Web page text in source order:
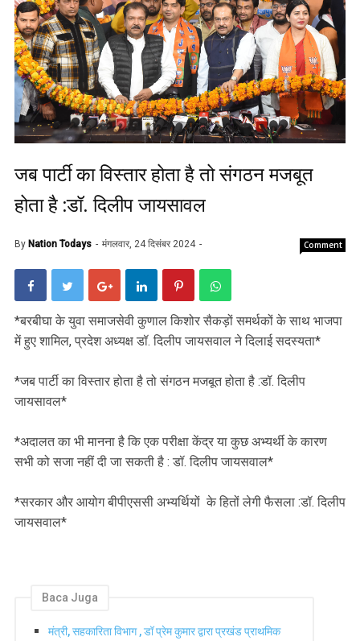
जब पार्टी का विस्तार होता है तो संगठन मजबूत
होता है :डॉ. दिलीप जायसावल
By Nation Todays मंगलवार, 24 दिसंबर 2024 Comment
*बरबीघा के युवा समाजसेवी कुणाल किशोर सैकड़ों समर्थकों के साथ भाजपा
में हुए शामिल, प्रदेश अध्यक्ष डॉ. दिलीप जायसवाल ने दिलाई सदस्यता*
*जब पार्टी का विस्तार होता है तो संगठन मजबूत होता है :डॉ. दिलीप
जायसावल*
*अदालत का भी मानना है कि एक परीक्षा केंद्र या कुछ अभ्यर्थी के कारण
सभी को सजा नहीं दी जा सकती है : डॉ. दिलीप जायसवाल*
*सरकार और आयोग बीपीएससी अभ्यर्थियों के हितों लेगी फैसला :डॉ. दिलीप
जायसवाल*
Baca Juga
मंत्री, सहकारिता विभाग , डॉ प्रेम कुमार द्वारा प्रखंड प्राथमिक